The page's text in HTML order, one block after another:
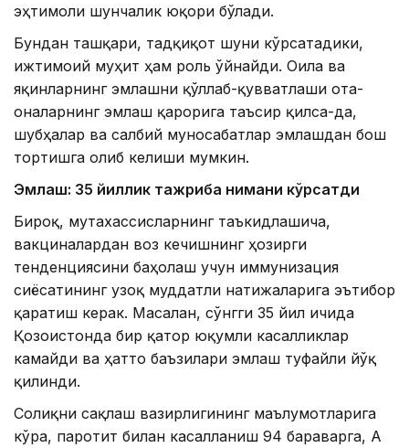
эҳтимоли шунчалик юқори бўлади.
Бундан ташқари, тадқиқот шуни кўрсатадики,
ижтимоий муҳит ҳам роль ўйнайди. Оила ва
яқинларнинг эмлашни қўллаб-қувватлаши ота-
оналарнинг эмлаш қарорига таъсир қилса-да,
шубҳалар ва салбий муносабатлар эмлашдан бош
тортишга олиб келиши мумкин.
Эмлаш: 35 йиллик тажриба нимани кўрсатди
Бироқ, мутахассисларнинг таъкидлашича,
вакциналардан воз кечишнинг ҳозирги
тенденциясини баҳолаш учун иммунизация
сиёсатининг узоқ муддатли натижаларига эътибор
қаратиш керак. Масалан, сўнгги 35 йил ичида
Қозоғистонда бир қатор юқумли касалликлар
камайди ва ҳатто баъзилари эмлаш туфайли йўқ
қилинди.
Соғлиқни сақлаш вазирлигининг маълумотларига
кўра, паротит билан касалланиш 94 бараварга, А